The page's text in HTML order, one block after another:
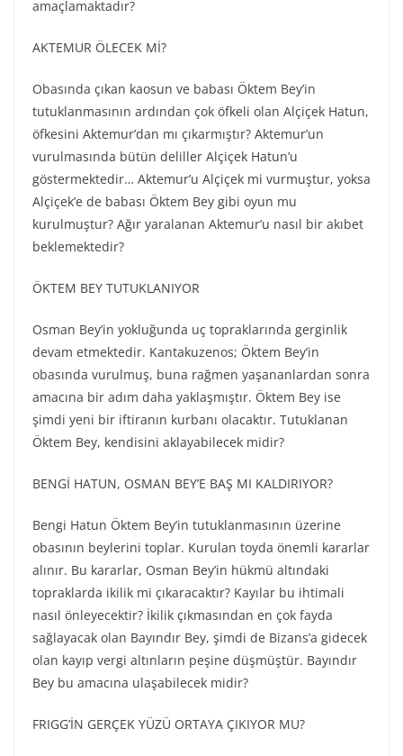
amaçlamaktadır?
AKTEMUR ÖLECEK Mİ?
Obasında çıkan kaosun ve babası Öktem Bey’in
tutuklanmasının ardından çok öfkeli olan Alçiçek Hatun,
öfkesini Aktemur’dan mı çıkarmıştır? Aktemur’un
vurulmasında bütün deliller Alçiçek Hatun’u
göstermektedir… Aktemur’u Alçiçek mi vurmuştur, yoksa
Alçiçek’e de babası Öktem Bey gibi oyun mu
kurulmuştur? Ağır yaralanan Aktemur’u nasıl bir akıbet
beklemektedir?
ÖKTEM BEY TUTUKLANIYOR
Osman Bey’in yokluğunda uç topraklarında gerginlik
devam etmektedir. Kantakuzenos; Öktem Bey’in
obasında vurulmuş, buna rağmen yaşananlardan sonra
amacına bir adım daha yaklaşmıştır. Öktem Bey ise
şimdi yeni bir iftiranın kurbanı olacaktır. Tutuklanan
Öktem Bey, kendisini aklayabilecek midir?
BENGİ HATUN, OSMAN BEY’E BAŞ MI KALDIRIYOR?
Bengi Hatun Öktem Bey’in tutuklanmasının üzerine
obasının beylerini toplar. Kurulan toyda önemli kararlar
alınır. Bu kararlar, Osman Bey’in hükmü altındaki
topraklarda ikilik mi çıkaracaktır? Kayılar bu ihtimali
nasıl önleyecektir? İkilik çıkmasından en çok fayda
sağlayacak olan Bayındır Bey, şimdi de Bizans’a gidecek
olan kayıp vergi altınların peşine düşmüştür. Bayındır
Bey bu amacına ulaşabilecek midir?
FRIGG’İN GERÇEK YÜZÜ ORTAYA ÇIKIYOR MU?